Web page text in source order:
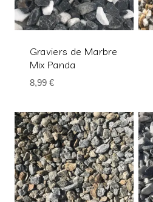
Graviers de Marbre
Mix Panda
8,99 €